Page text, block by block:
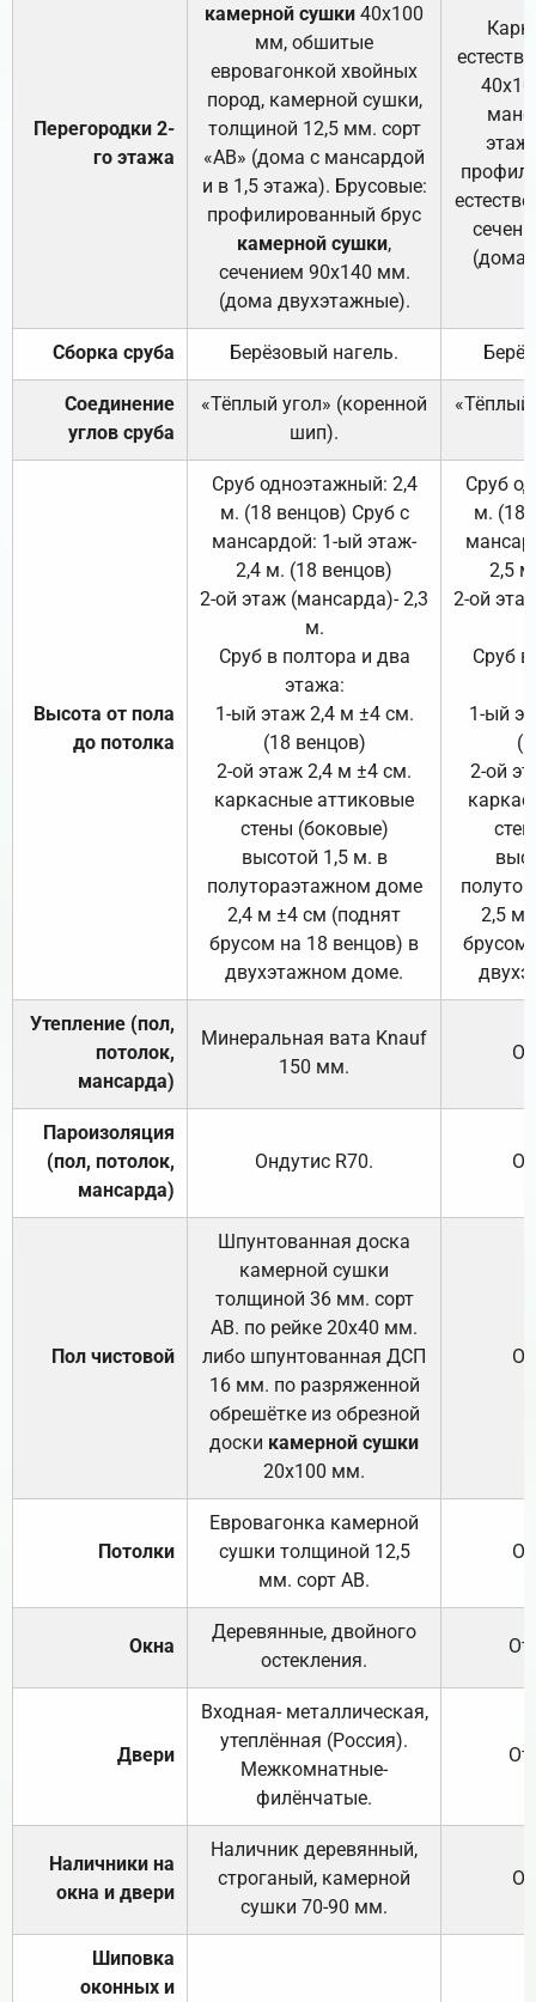
Перегородки 2-
го этажа
камерной сушки 40х100
мм, обшитые
евровагонкой хвойных
пород, камерной сушки,
толщиной 12,5 мм. сорт
«АВ» (дома с мансардой
и в 1,5 этажа). Брусовые:
профилированный брус
камерной сушки,
сечением 90х140 мм.
(дома двухэтажные).
(дома
Сборка сруба Берёзовый нагель.
Соединение
углов сруба
«Тёплый угол» (коренной
шип).
«Тёплый
Высота от пола
до потолка
Сруб одноэтажный: 2,4
м. (18 венцов) Сруб с
мансардой: 1-ый этаж-
2,4 м. (18 венцов)
2-ой этаж (мансарда)- 2,3
м.
Сруб в полтора и два
этажа:
1-ый этаж 2,4 м ±4 см.
(18 венцов)
2-ой этаж 2,4 м ±4 см.
каркасные аттиковые
стены (боковые)
высотой 1,5 м. в
полутораэтажном доме
2,4 м ±4 см (поднят
брусом на 18 венцов) в
двухэтажном доме.
Сруб
м. (18
2,5
2-ой
Сруб
1-ый
2-ой
2,5 м
брусом
Утепление (пол,
потолок,
мансарда)
Минеральная вата Knauf
150 мм.
Пароизоляция
(пол, потолок,
мансарда)
Ондутис R70.
Пол чистовой
Шпунтованная доска
камерной сушки
толщиной 36 мм. сорт
АВ. по рейке 20х40 мм.
либо шпунтованная ДСП
16 мм. по разряженной
обрешётке из обрезной
доски камерной сушки
20х100 мм.
Потолки
Евровагонка камерной
сушки толщиной 12,5
мм. сорт АВ.
Окна
Деревянные, двойного
остекления.
Двери
Входная- металлическая,
утеплённая (Россия).
Межкомнатные-
филёнчатые.
Наличники на
окна и двери
Наличник деревянный,
строганый, камерной
сушки 70-90 мм.
Шиповка
оконных и